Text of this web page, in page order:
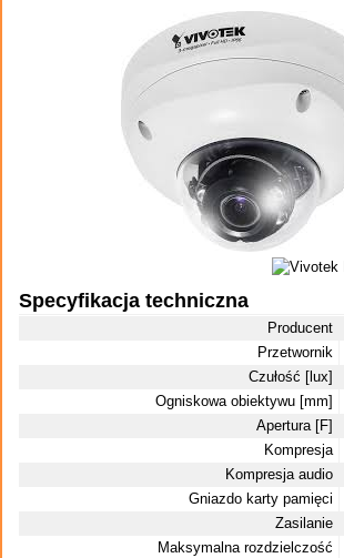
Specyfikacja techniczna
Producent
Przetwornik
Czułość [lux]
Ogniskowa obiektywu [mm]
Apertura [F]
Kompresja
Kompresja audio
Gniazdo karty pamięci
Zasilanie
Maksymalna rozdzielczość